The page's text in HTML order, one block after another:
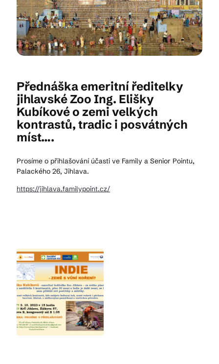
Kam vyrazit
© 2026 Brána Jihlavy
Přednáška emeritní ředitelky
jihlavské Zoo Ing. Elišky
Kubíkové o zemi velkých
kontrastů, tradic i posvátných
míst….
Prosíme o přihlašování účasti ve Family a Senior Pointu,
Palackého 26, Jihlava.
https://jihlava.familypoint.cz/